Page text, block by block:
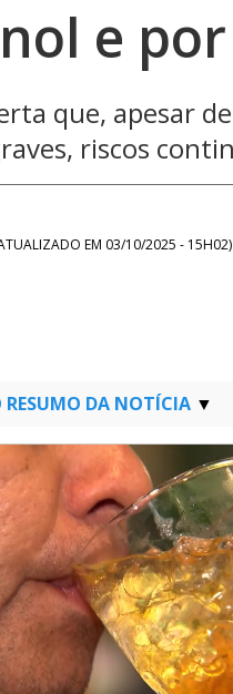
e
que, apesar
riscos
EM 03/10/2025 - 15H02)
RESUMO DA NOTÍCIA